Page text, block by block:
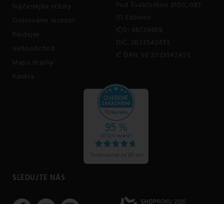
Najčastejšie otázky
Overovanie recenzií
Predajne
Veľkoobchod
Mapa stránky
Kariéra
Pod Švabľovkou 2100, 083
01 Sabinov
IČO: 46726608
DIČ: 2023542455
IČ DPH: SK 2023542455
SLEDUJTE NÁS